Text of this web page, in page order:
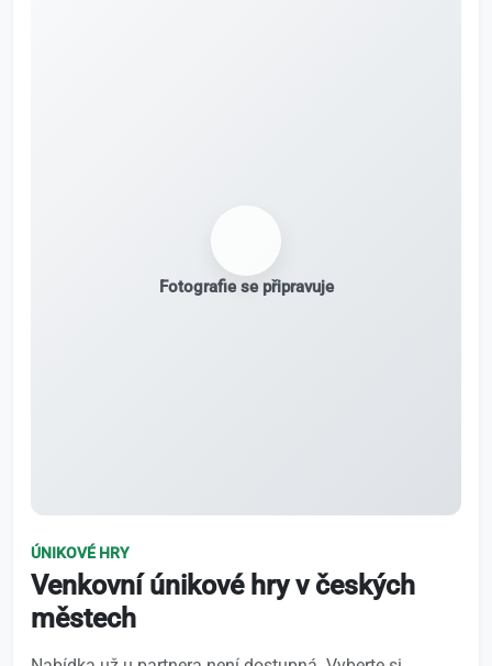
Fotografie se připravuje
ÚNIKOVÉ HRY
Venkovní únikové hry v českých
městech